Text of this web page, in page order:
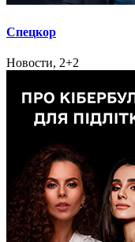
Спецкор
Новости, 2+2